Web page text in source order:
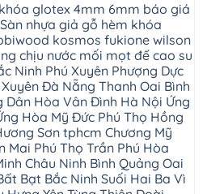
glotex 4mm 6mm báo giá
nhựa giả gỗ hèm khóa
kosmos fukione wilson
chịu nước mối mọt đế cao su
Ninh Phú Xuyên Phượng Dực
Đà Nẵng Thanh Oai Bình
Dân Hòa Vân Đình Hà Nội Ứng
Hòa Mỹ Đức Phú Thọ Hồng
Sơn tphcm Chương Mỹ
Mai Phú Thọ Trần Phú Hòa
Châu Ninh Bình Quảng Oai
Bạt Bắc Ninh Suối Hai Ba Vì